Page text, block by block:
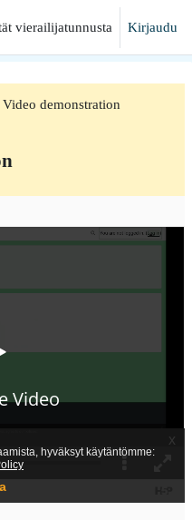
vierailijatunnusta Kirjaudu
Video demonstration